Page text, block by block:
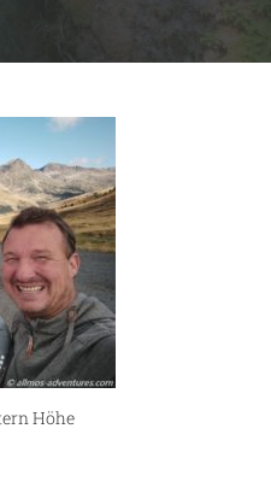
Höhe